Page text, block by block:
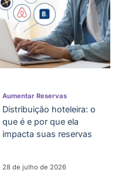
Aumentar Reservas
Distribuição hoteleira: o
que é e por que ela
impacta suas reservas
28 de julho de 2026